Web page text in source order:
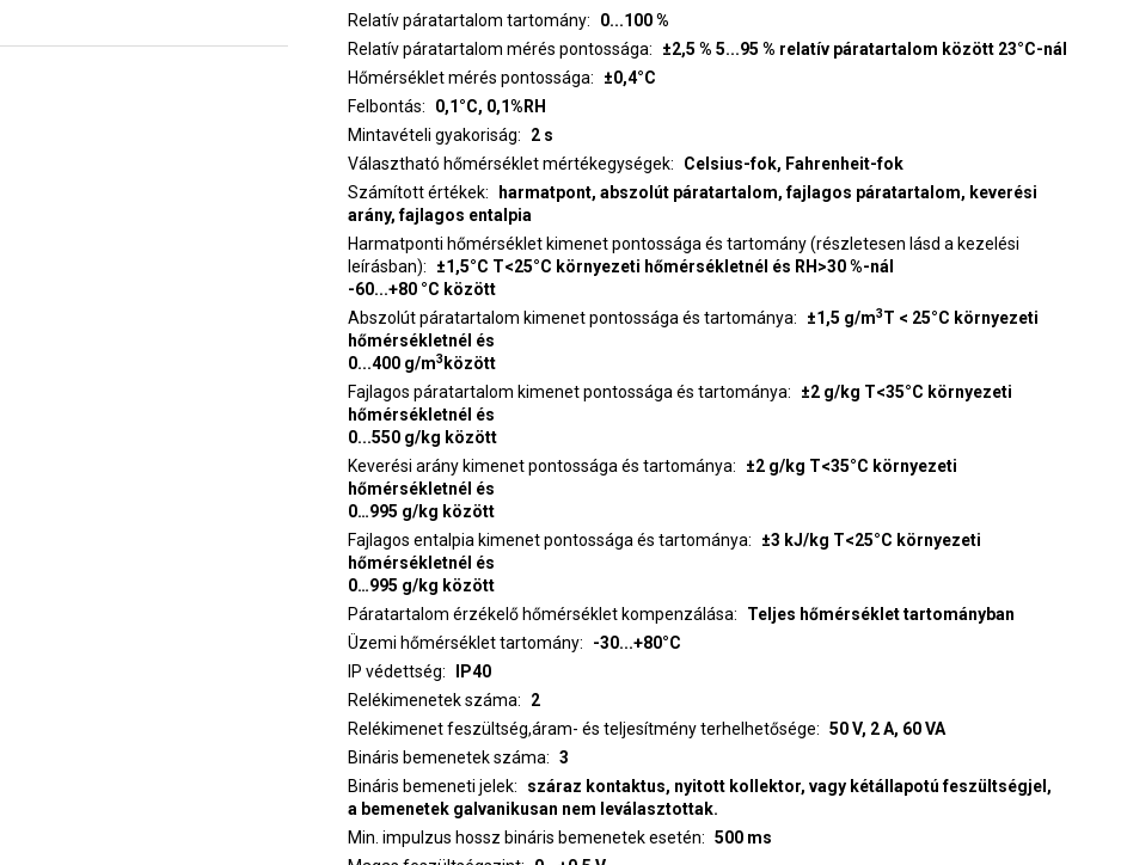
Relatív páratartalom tartomány
0...100 %
Relatív páratartalom mérés pontossága
±2,5 % 5...95 % relatív páratartalom között 23°C-nál
Hőmérséklet mérés pontossága
±0,4°C
Felbontás
0,1°C, 0,1%RH
Mintavételi gyakoriság
2 s
Választható hőmérséklet mértékegységek
Celsius-fok, Fahrenheit-fok
Számított értékek
harmatpont, abszolút páratartalom, fajlagos páratartalom, keverési
arány, fajlagos entalpia
Harmatponti hőmérséklet kimenet pontossága és tartomány (részletesen lásd a kezelési
leírásban)
±1,5°C T<25°C környezeti hőmérsékletnél és RH>30 %-nál
-60...+80 °C között
Abszolút páratartalom kimenet pontossága és tartománya
±1,5 g/m3T < 25°C környezeti
hőmérsékletnél és
0...400 g/m3között
Fajlagos páratartalom kimenet pontossága és tartománya
±2 g/kg T<35°C környezeti
hőmérsékletnél és
0...550 g/kg között
Keverési arány kimenet pontossága és tartománya
±2 g/kg T<35°C környezeti
hőmérsékletnél és
0…995 g/kg között
Fajlagos entalpia kimenet pontossága és tartománya
±3 kJ/kg T<25°C környezeti
hőmérsékletnél és
0…995 g/kg között
Páratartalom érzékelő hőmérséklet kompenzálása
Teljes hőmérséklet tartományban
Üzemi hőmérséklet tartomány
-30...+80°C
IP védettség
IP40
Relékimenetek száma
2
Relékimenet feszültség,áram- és teljesítmény terhelhetősége
50 V, 2 A, 60 VA
Bináris bemenetek száma
3
Bináris bemeneti jelek
száraz kontaktus, nyitott kollektor, vagy kétállapotú feszültségjel,
a bemenetek galvanikusan nem leválasztottak.
Min. impulzus hossz bináris bemenetek esetén
500 ms